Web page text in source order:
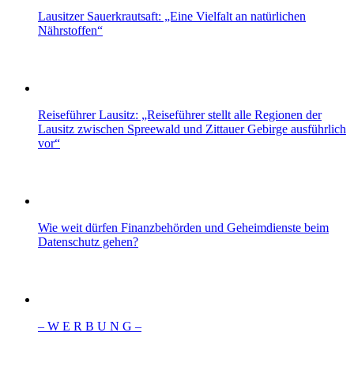
Lausitzer Sauerkrautsaft: „Eine Vielfalt an natürlichen
Nährstoffen“
Reiseführer Lausitz: „Reiseführer stellt alle Regionen der
Lausitz zwischen Spreewald und Zittauer Gebirge ausführlich
vor“
Wie weit dürfen Finanzbehörden und Geheimdienste beim
Datenschutz gehen?
– W Ε R Β U Ν G –